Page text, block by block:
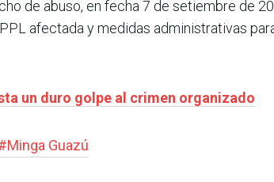
de abuso, en fecha 7 de setiembre de
afectada y medidas administrativas
un duro golpe al crimen organizado
Minga Guazú